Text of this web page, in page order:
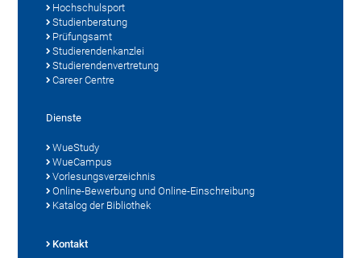
Hochschulsport
Studienberatung
Prüfungsamt
Studierendenkanzlei
Studierendenvertretung
Career Centre
Dienste
WueStudy
WueCampus
Vorlesungsverzeichnis
Online-Bewerbung und Online-Einschreibung
Katalog der Bibliothek
Kontakt